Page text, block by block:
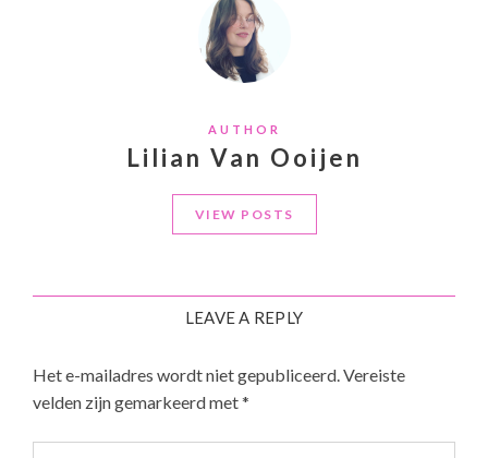
AUTHOR
Lilian Van Ooijen
VIEW POSTS
LEAVE A REPLY
Het e-mailadres wordt niet gepubliceerd.Vereiste
velden zijn gemarkeerd met*